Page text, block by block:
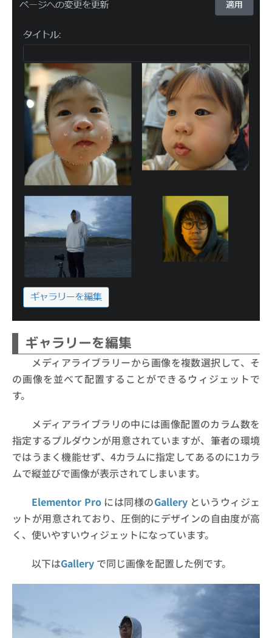
ギャラリーを編集
メディアライブラリーから画像を複数選択して、そ
の画像を並べて配置することができるウィジェットで
す。
メディアライブラリの中には画像配置のカラム数を
指定するプルダウンが用意されていますが、筆者の環境
ではうまく機能せず、4カラムに指定してあるのに1カラ
ムで縦並びで画像が表示されてしまいます。
Elementor Proには同様のGalleryというウィジェ
ットが用意されており、圧倒的にデザインの自由度が高
く、使いやすいウィジェットになっています。
以下はGallery で同じ画像を配置した例です。